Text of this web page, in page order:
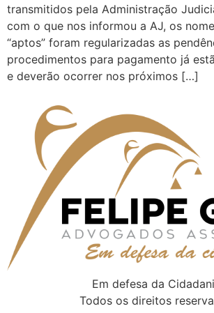
transmitidos pela Administração
com o que nos informou a AJ, os
“aptos” foram regularizadas as
procedimentos para pagamento já
e deverão ocorrer nos próximos […]
Em defesa da
Todos os direitos